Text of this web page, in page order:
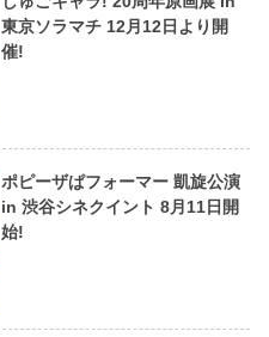
東京ソラマチ 12月12日より開
催!
ポピーザぱフォーマー 凱旋公演
in 渋谷シネクイント 8月11日開
始!